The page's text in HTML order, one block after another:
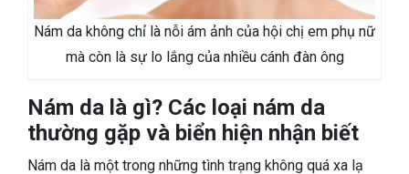
Nám da không chỉ là nỗi ám ảnh của hội chị em phụ nữ
mà còn là sự lo lắng của nhiều cánh đàn ông
Nám da là gì? Các loại nám da
thường gặp và biển hiện nhận biết
Nám da là một trong những tình trạng không quá xa lạ